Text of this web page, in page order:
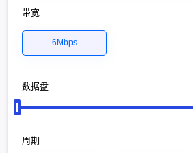
带宽
6Mbps
数据盘
周期